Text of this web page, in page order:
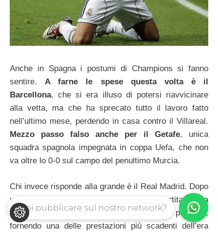
Anche in Spagna i postumi di Champions si fanno
sentire.A farne le spese questa volta è il
Barcellona, che si era illuso di potersi riavvicinare
alla vetta, ma che ha sprecato tutto il lavoro fatto
nell’ultimo mese, perdendo in casa contro il Villareal.
Mezzo passo falso anche per il Getafe, unica
squadra spagnola impegnata in coppa Uefa, che non
va oltre lo 0-0 sul campo del penultimo Murcia.
Chi invece risponde alla grande è il Real Madrid. Dopo
un primo tempo con la testa ancora alla partita con la
Roma, i madridisti scontentano il loro pubblico,
fornendo una delle prestazioni più scadenti dell’era
Vuoi pubblicare sul nostro network?